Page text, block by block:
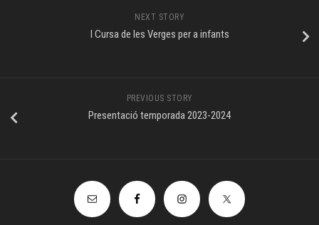
NEXT STORY
I Cursa de les Verges per a infants
PREVIOUS STORY
Presentació temporada 2023-2024